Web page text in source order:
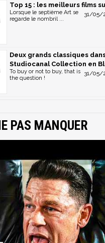
Top 15 : les meilleurs films
31/05/
Lorsque le septième Art se
regarde le nombril ...
Deux grands classiques
Studiocanal Collection en
31/05/
To buy or not to buy, that is
the question !
PAS MANQUER